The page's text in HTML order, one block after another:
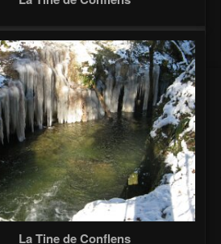
La Tine de Conflens